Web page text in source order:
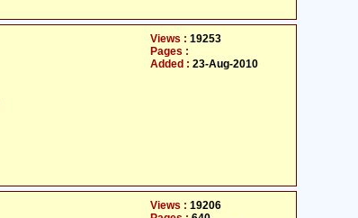
Views : 19253
Pages :
Added : 23-Aug-2010
Views : 19206